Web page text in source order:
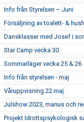
Info från Styrelsen – Juni
Försäljning av toalett- &
Dansklasser med Josef i
Star Camp vecka 30
Sommarläger vecka 25 & 26
Info från styrelsen - maj
Våruppvisning 22 maj
Julshow 2023, manus och
Projekt Idrottspsykologisk